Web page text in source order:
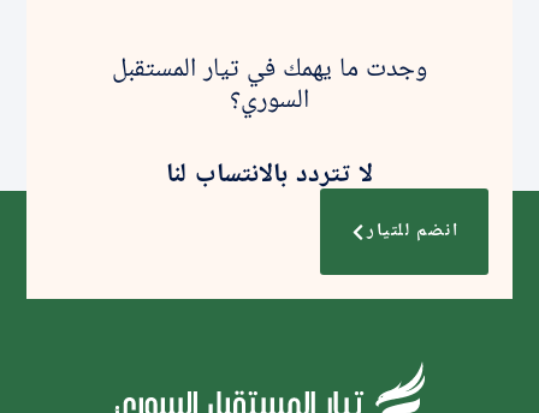
وجدت ما يهمك في تيار المستقبل
السوري؟
لا تتردد بالانتساب لنا
انضم للتيار